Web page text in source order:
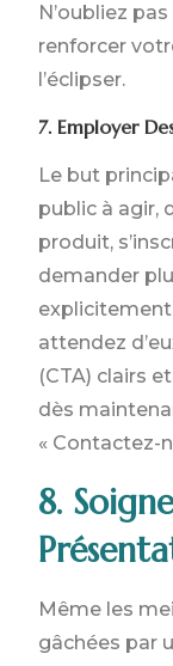
N’oubliez
renforcer
l’éclipser.
7. Employer
Le but
public à agir,
produit,
demander
explicitement
attendez
(CTA) clairs
dès
« Contactez-
8.
Même les
gâchées par